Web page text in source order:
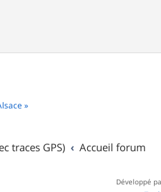
»
traces GPS) Accueil forum
Développé